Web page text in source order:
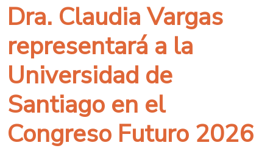
Dra. Claudia Vargas
representará a la
Universidad de
Santiago en el
Congreso Futuro 2026